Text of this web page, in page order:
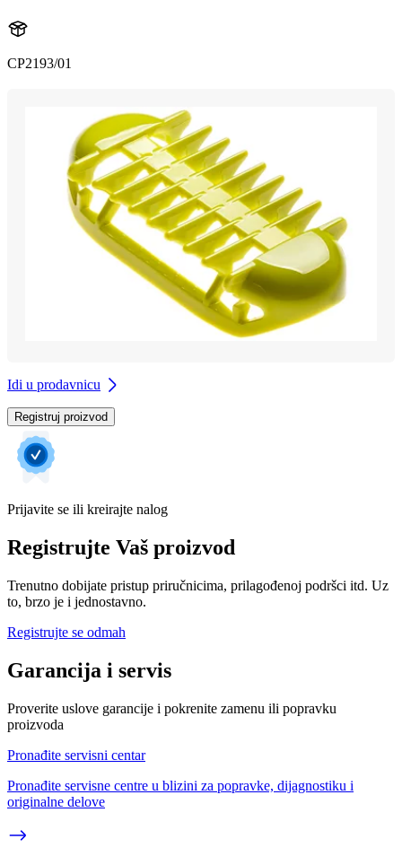
CP2193/01
Idi u prodavnicu
Registruj proizvod
Prijavite se ili kreirajte nalog
Registrujte Vaš proizvod
Trenutno dobijate pristup priručnicima, prilagođenoj podršci itd. Uz
to, brzo je i jednostavno.
Registrujte se odmah
Garancija i servis
Proverite uslove garancije i pokrenite zamenu ili popravku
proizvoda
Pronađite servisni centar
Pronađite servisne centre u blizini za popravke, dijagnostiku i
originalne delove